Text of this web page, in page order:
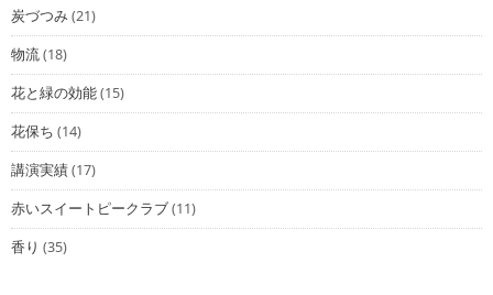
炭づつみ(21)
物流(18)
花と緑の効能(15)
花保ち (14)
講演実績(17)
赤いスイートピークラブ(11)
香り (35)